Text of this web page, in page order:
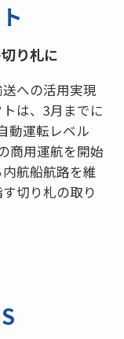
り札に
への活用実現
は、3月までに
動運転レベル
商用運航を開始
航船航路を維
切り札の取り